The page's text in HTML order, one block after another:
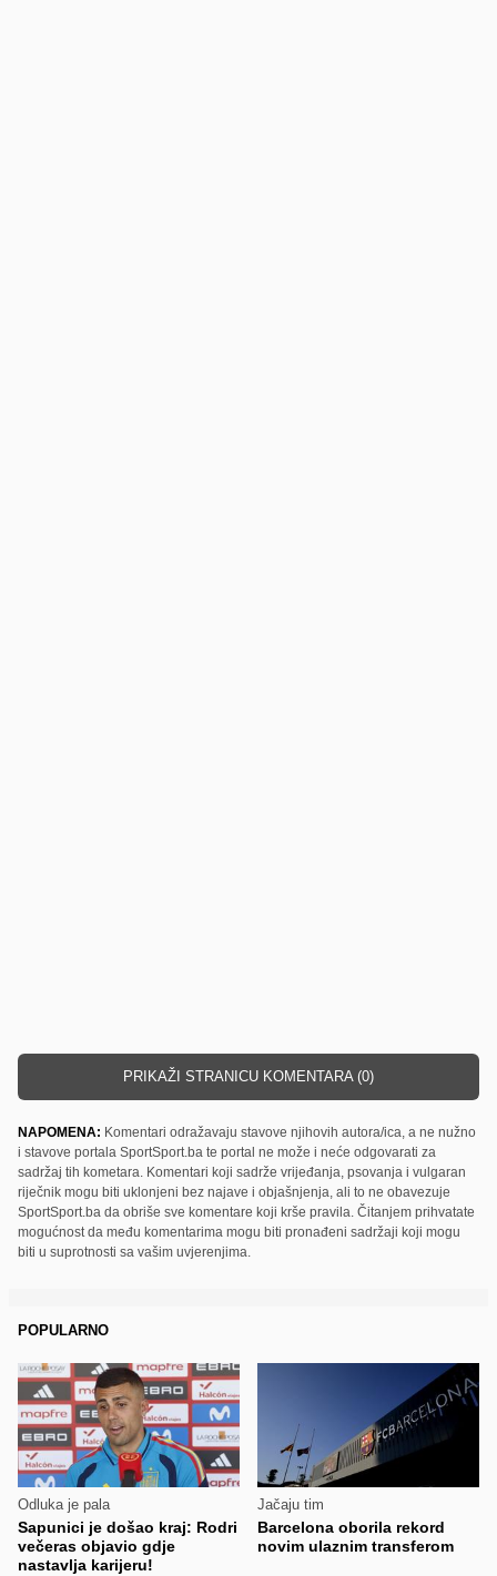
PRIKAŽI STRANICU KOMENTARA (0)
NAPOMENA: Komentari odražavaju stavove njihovih autora/ica, a ne nužno
i stavove portala SportSport.ba te portal ne može i neće odgovarati za
sadržaj tih kometara. Komentari koji sadrže vrijeđanja, psovanja i vulgaran
riječnik mogu biti uklonjeni bez najave i objašnjenja, ali to ne obavezuje
SportSport.ba da obriše sve komentare koji krše pravila. Čitanjem prihvatate
mogućnost da među komentarima mogu biti pronađeni sadržaji koji mogu
biti u suprotnosti sa vašim uvjerenjima.
POPULARNO
Odluka je pala
Sapunici je došao kraj: Rodri
večeras objavio gdje
nastavlja karijeru!
Jačaju tim
Barcelona oborila rekord
novim ulaznim transferom